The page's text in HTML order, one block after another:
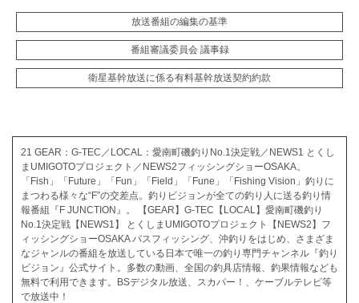
放送番組の編集の基準
番組審議委員会 議事録
衛星基幹放送に係る有料基幹放送契約約款
21 GEAR：G-TEC／LOCAL：愛南町磯釣りNo.1決定戦／NEWS1 とくし
まUMIGOTOプロジェクト／NEWS2フィッシングショーOSAKA。
「Fish」「Future」「Fun」「Field」「Fune」「Fishing Vision」釣りに
まつわる様々な“F”の交差点。釣りビジョンが全ての釣り人に送る釣り情
報番組『F JUNCTION』。 【GEAR】G-TEC【LOCAL】愛南町磯釣り
No.1決定戦【NEWS1】 とくしまUMIGOTOプロジェクト【NEWS2】フ
ィッシングショーOSAKA バスフィッシング、沖釣りをはじめ、さまざま
なジャンルの番組を放送している日本で唯一の釣り専門チャンネル『釣り
ビジョン』公式サイト。多数の動画、全国の釣具店情報、釣果情報なども
無料で利用できます。BSデジタル放送、スカパー！、ケーブルテレビ等
で放送中！